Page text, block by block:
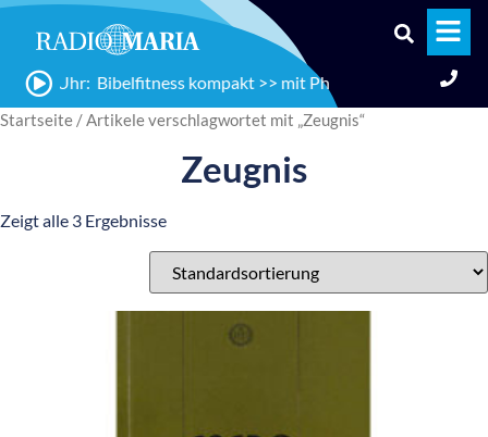
Uhr: Bibelfitness kompakt >> mit Physiotherapeutin
Startseite / Artikele verschlagwortet mit „Zeugnis“
Zeugnis
Zeigt alle 3 Ergebnisse